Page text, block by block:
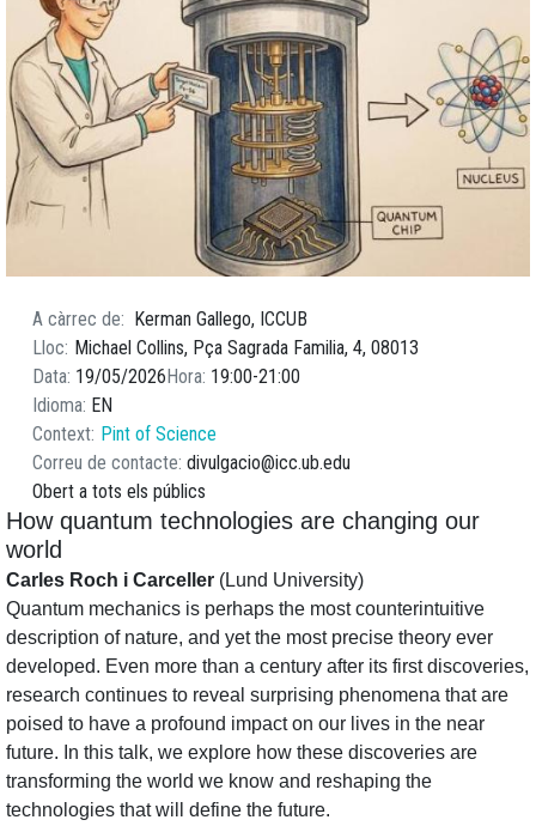
A càrrec de
Kerman Gallego, ICCUB
Lloc
Michael Collins, Pça Sagrada Familia, 4, 08013
Data 19/05/2026 Hora 19:00 21:00
Idioma EN
Context Pint of Science
Correu de contacte divulgacio@icc.ub.edu
Obert a tots els públics
How quantum technologies are changing our
world
Carles Roch i Carceller (Lund University)
Quantum mechanics is perhaps the most counterintuitive
description of nature, and yet the most precise theory ever
developed. Even more than a century after its first discoveries,
research continues to reveal surprising phenomena that are
poised to have a profound impact on our lives in the near
future. In this talk, we explore how these discoveries are
transforming the world we know and reshaping the
technologies that will define the future.